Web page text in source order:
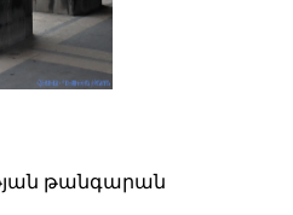
թանգարան